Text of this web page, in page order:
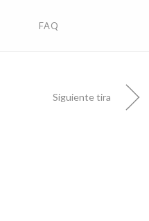
FAQ
Siguiente tira